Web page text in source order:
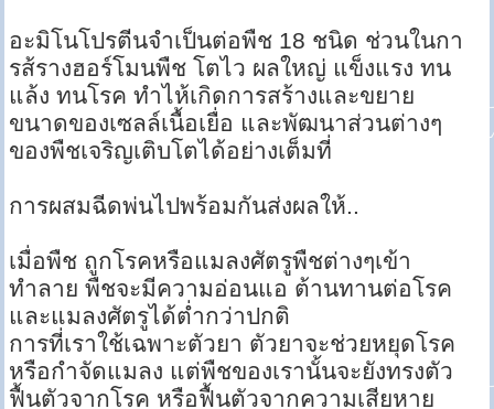
อะมิโนโปรตีนจำเป็นต่อพืช 18 ชนิด ช่วนในกา
รส้รางฮอร์โมนพืช โตไว ผลใหญ่ แข็งแรง ทน
แล้ง ทนโรค ทำไห้เกิดการสร้างและขยาย
ขนาดของเซลล์เนื้อเยื่อ และพัฒนาส่วนต่างๆ
ของพืชเจริญเติบโตได้อย่างเต็มที่
การผสมฉีดพ่นไปพร้อมกันส่งผลให้..
เมื่อพืช ถูกโรคหรือแมลงศัตรูพืชต่างๆเข้า
ทำลาย พืชจะมีความอ่อนแอ ต้านทานต่อโรค
และแมลงศัตรูได้ต่ำกว่าปกติ
การที่เราใช้เฉพาะตัวยา ตัวยาจะช่วยหยุดโรค
หรือกำจัดแมลง แต่พืชของเรานั้นจะยังทรงตัว
ฟื้นตัวจากโรค หรือฟื้นตัวจากความเสียหาย